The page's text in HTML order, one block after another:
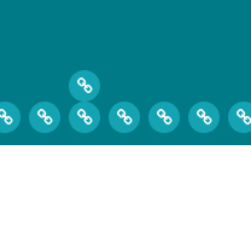
Không?